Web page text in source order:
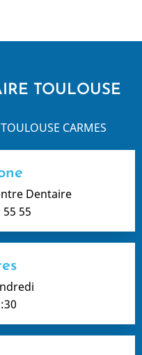
TOULOUSE
CARMES
Dentaire
55